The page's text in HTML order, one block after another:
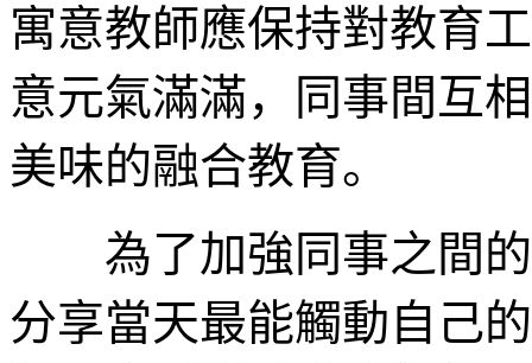
寓意教師應保持對教育
意元氣滿滿，同事間互
美味的融合教育。
為了加強同事之間的
分享當天最能觸動自己